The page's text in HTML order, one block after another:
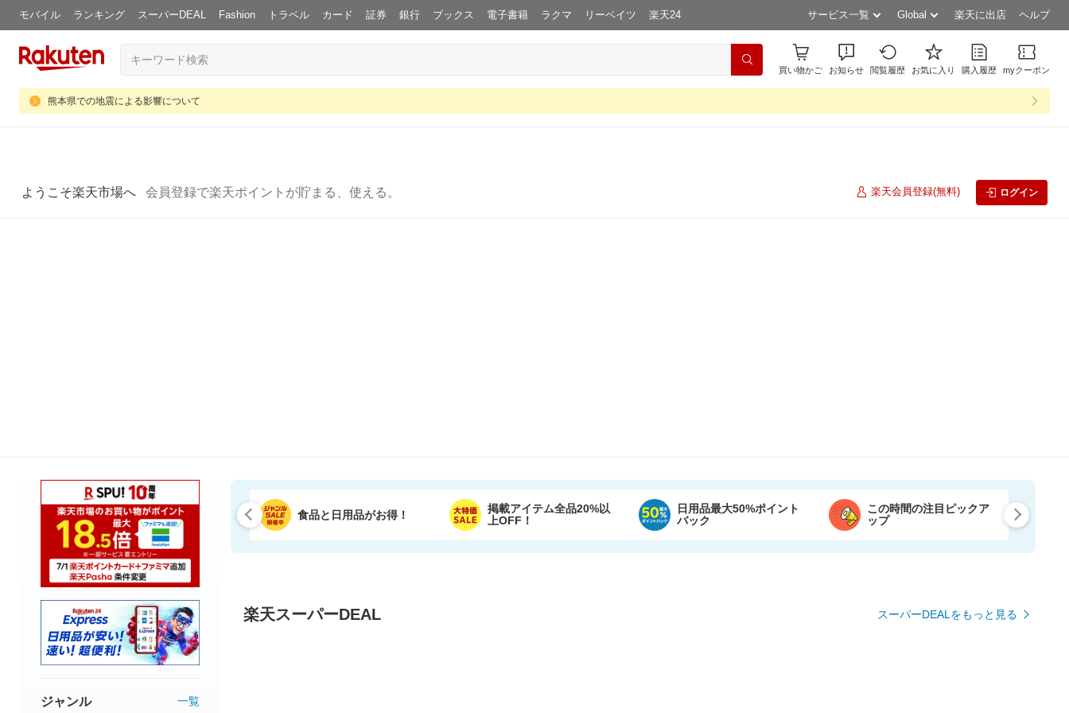
モバイル ランキング スーパーDEAL Fashion トラベル カード 証券 銀行 ブックス 電子書籍 ラクマ リーベイツ 楽天24 サービス一覧 Global 楽天に出店 ヘルプ
買い物かご お知らせ 閲覧履歴 お気に入り 購入履歴 myクーポン
熊本県での地震による影響について
ようこそ楽天市場へ 会員登録で楽天ポイントが貯まる、使える。 楽天会員登録(無料) ログイン
食品と日用品がお得！
掲載アイテム全品20%以
上OFF！
日用品最大50%ポイント
バック
この時間の注目ピックア
ップ
楽天スーパーDEAL スーパーDEALをもっと見る
ジャンル 一覧